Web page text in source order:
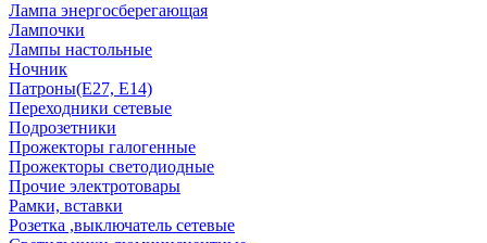
Лампа энергосберегающая
Лампочки
Лампы настольные
Ночник
Патроны(Е27, Е14)
Переходники сетевые
Подрозетники
Прожекторы галогенные
Прожекторы светодиодные
Прочие электротовары
Рамки, вставки
Розетка ,выключатель сетевые